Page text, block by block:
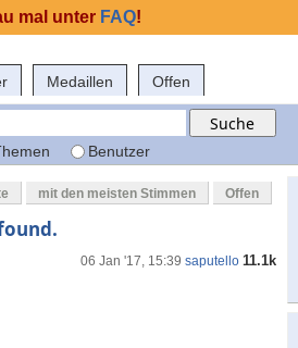
Medaillen Offen
Benutzer
mit den meisten Stimmen Offen
06 Jan '17, 15:39 saputello 11.1k
mal unter FAQ!